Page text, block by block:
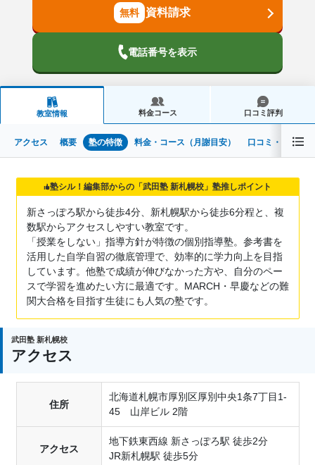
資料請求
電話番号を表示
教室情報 料金コース 口コミ評判
アクセス 概要 塾の特徴 料金・コース（月謝目安） 口コミ・評判
塾シル！編集部からの「武田塾 新札幌校」塾推しポイント
新さっぽろ駅から徒歩4分、新札幌駅から徒歩6分程と、複
数駅からアクセスしやすい教室です。
「授業をしない」指導方針が特徴の個別指導塾。参考書を
活用した自学自習の徹底管理で、効率的に学力向上を目指
しています。他塾で成績が伸びなかった方や、自分のペー
スで学習を進めたい方に最適です。MARCH・早慶などの難
関大合格を目指す生徒にも人気の塾です。
武田塾 新札幌校
アクセス
住所
北海道札幌市厚別区厚別中央1条7丁目1-
45 山岸ビル 2階
アクセス
地下鉄東西線 新さっぽろ駅 徒歩2分
JR新札幌駅 徒歩5分